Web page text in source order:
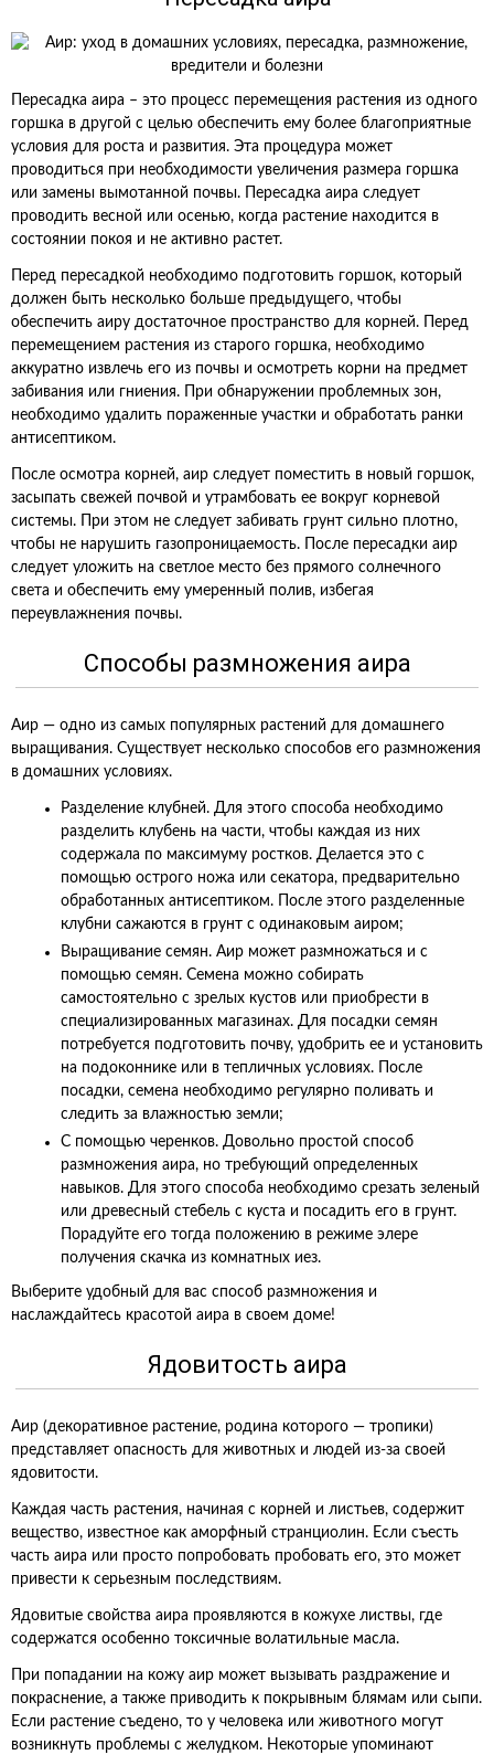
Пересадка аира – это процесс перемещения растения из одного
горшка в другой с целью обеспечить ему более благоприятные
условия для роста и развития. Эта процедура может
проводиться при необходимости увеличения размера горшка
или замены вымотанной почвы. Пересадка аира следует
проводить весной или осенью, когда растение находится в
состоянии покоя и не активно растет.
Перед пересадкой необходимо подготовить горшок, который
должен быть несколько больше предыдущего, чтобы
обеспечить аиру достаточное пространство для корней. Перед
перемещением растения из старого горшка, необходимо
аккуратно извлечь его из почвы и осмотреть корни на предмет
забивания или гниения. При обнаружении проблемных зон,
необходимо удалить пораженные участки и обработать ранки
антисептиком.
После осмотра корней, аир следует поместить в новый горшок,
засыпать свежей почвой и утрамбовать ее вокруг корневой
системы. При этом не следует забивать грунт сильно плотно,
чтобы не нарушить газопроницаемость. После пересадки аир
следует уложить на светлое место без прямого солнечного
света и обеспечить ему умеренный полив, избегая
переувлажнения почвы.
Способы размножения аира
Аир — одно из самых популярных растений для домашнего
выращивания. Существует несколько способов его размножения
в домашних условиях.
Разделение клубней. Для этого способа необходимо
разделить клубень на части, чтобы каждая из них
содержала по максимуму ростков. Делается это с
помощью острого ножа или секатора, предварительно
обработанных антисептиком. После этого разделенные
клубни сажаются в грунт с одинаковым аиром;
Выращивание семян. Аир может размножаться и с
помощью семян. Семена можно собирать
самостоятельно с зрелых кустов или приобрести в
специализированных магазинах. Для посадки семян
потребуется подготовить почву, удобрить ее и установить
на подоконнике или в тепличных условиях. После
посадки, семена необходимо регулярно поливать и
следить за влажностью земли;
С помощью черенков. Довольно простой способ
размножения аира, но требующий определенных
навыков. Для этого способа необходимо срезать зеленый
или древесный стебель с куста и посадить его в грунт.
Порадуйте его тогда положению в режиме элере
получения скачка из комнатных иез.
Выберите удобный для вас способ размножения и
наслаждайтесь красотой аира в своем доме!
Ядовитость аира
Аир (декоративное растение, родина которого — тропики)
представляет опасность для животных и людей из-за своей
ядовитости.
Каждая часть растения, начиная с корней и листьев, содержит
вещество, известное как аморфный странциолин. Если съесть
часть аира или просто попробовать пробовать его, это может
привести к серьезным последствиям.
Ядовитые свойства аира проявляются в кожухе листвы, где
содержатся особенно токсичные волатильные масла.
При попадании на кожу аир может вызывать раздражение и
покраснение, а также приводить к покрывным блямам или сыпи.
Если растение съедено, то у человека или животного могут
возникнуть проблемы с желудком. Некоторые упоминают